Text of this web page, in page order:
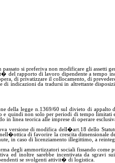
si preferiva non modificare gli assetti
rapporto di lavoro dipendente a tempo
di privatizzare il collocamento, di
di indicazioni da tradursi in altrettante
della legge n.1369/60 sul divieto di appalto
e quindi non solo per periodi di tempo
linea teorica alle imprese di operare
versione di modifica dell�art.18 dello
nell�ottica di favorire la crescita dimensionale
in caso di licenziamento illegittimo, a
degli ammortizzatori sociali fissando come
ed inoltre sarebbe incentivata da
se svolgenti attivit� di logistica.